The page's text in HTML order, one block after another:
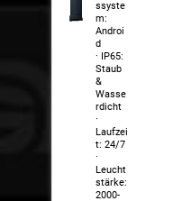
ssyste
m:
Androi
d
· IP65:
Staub
&
Wasse
rdicht
·
Laufzei
t: 24/7
·
Leucht
stärke:
2000-